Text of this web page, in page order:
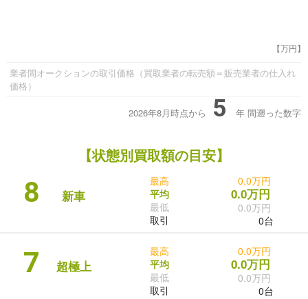
【万円】
業者間オークションの取引価格（買取業者の転売額＝販売業者の仕入れ
価格）
2026年8月時点から 5 年 間遡った数字
【状態別買取額の目安】
8 新車
最高
平均
最低
取引
0.0万円
0.0万円
0.0万円
0台
7 超極上
最高
平均
最低
取引
0.0万円
0.0万円
0.0万円
0台